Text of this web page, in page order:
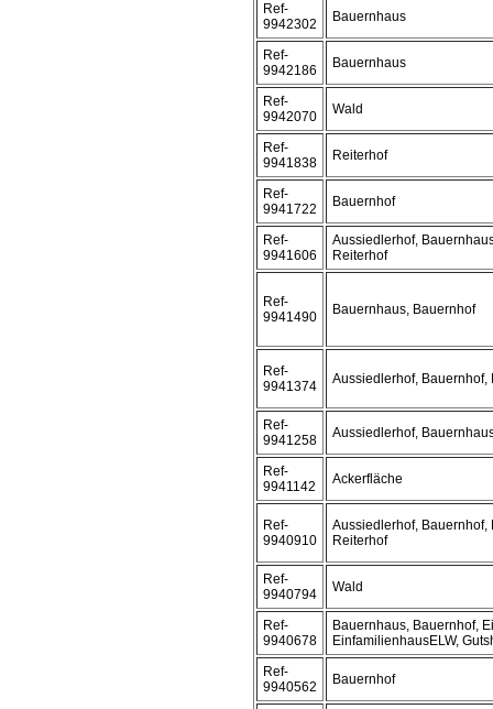
Ref-
9942302
Bauernhaus
Ref-
9942186
Bauernhaus
Ref-
9942070
Wald
Ref-
9941838
Reiterhof
Ref-
9941722
Bauernhof
Ref-
9941606
Aussiedlerhof,
Reiterhof
Ref-
9941490
Bauernhaus, Bauernhof
Ref-
9941374
Aussiedlerhof,
Ref-
9941258
Aussiedlerhof,
Ref-
9941142
Ackerfläche
Ref-
9940910
Aussiedlerhof,
Reiterhof
Ref-
9940794
Wald
Ref-
9940678
Bauernhaus, Bauernhof,
EinfamilienhausELW,
Ref-
9940562
Bauernhof